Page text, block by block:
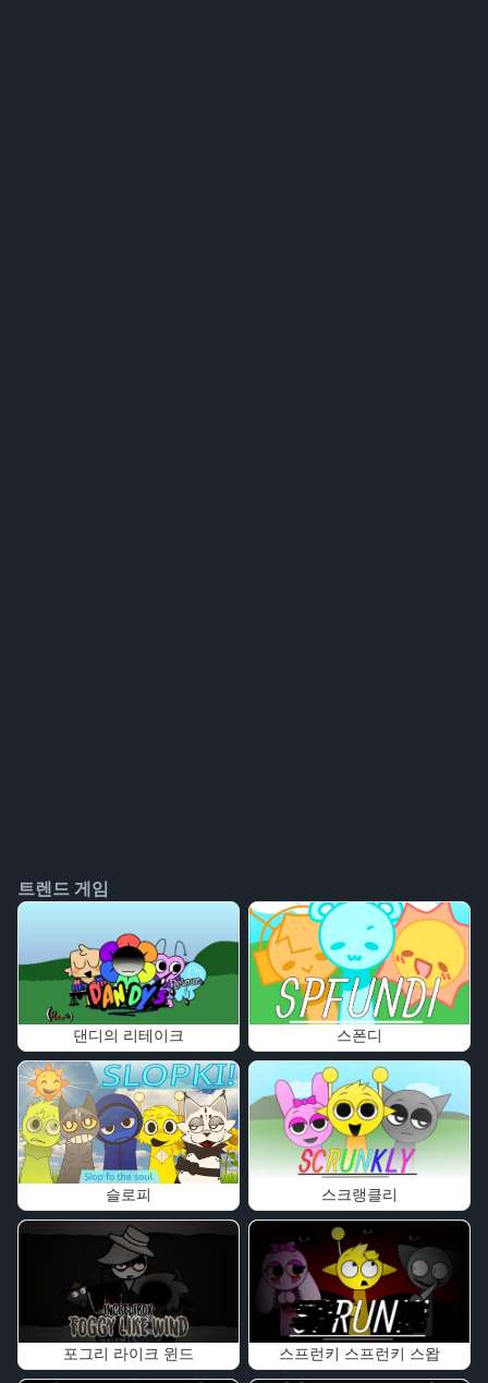
트렌드 게임
댄디의 리테이크 스폰디
슬로피 스크랭클리
포그리 라이크 윈드 스프런키 스프런키 스왑